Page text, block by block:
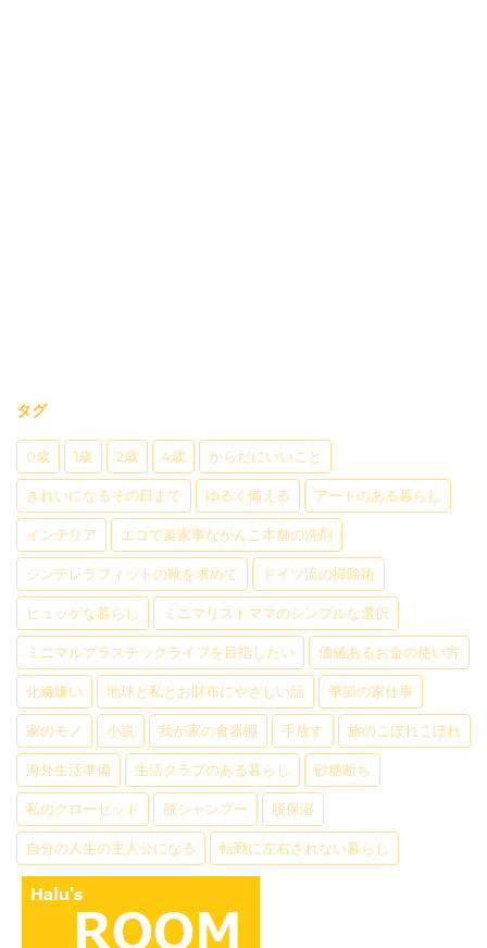
タグ
0歳 1歳 2歳 4歳 からだにいいこと
きれいになるその日まで ゆるく備える アートのある暮らし
インテリア エコで楽家事ながんこ本舗の洗剤
シンデレラフィットの靴を求めて ドイツ流の掃除術
ヒュッゲな暮らし ミニマリストママのシンプルな選択
ミニマルプラスチックライフを目指したい 価値あるお金の使い方
化繊嫌い 地球と私とお財布にやさしい話 季節の家仕事
家のモノ 小説 我が家の食器棚 手放す 旅のこぼれこぼれ
海外生活準備 生活クラブのある暮らし 砂糖断ち
私のクローゼット 脱シャンプー 脱保湿
自分の人生の主人公になる 転勤に左右されない暮らし